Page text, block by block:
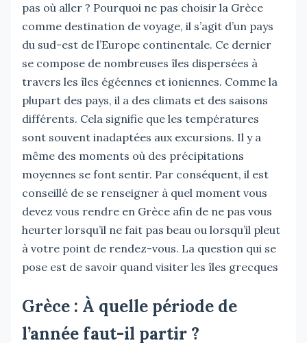
pas où aller ? Pourquoi ne pas choisir la Grèce
comme destination de voyage, il s’agit d’un pays
du sud-est de l’Europe continentale. Ce dernier
se compose de nombreuses îles dispersées à
travers les îles égéennes et ioniennes. Comme la
plupart des pays, il a des climats et des saisons
différents. Cela signifie que les températures
sont souvent inadaptées aux excursions. Il y a
même des moments où des précipitations
moyennes se font sentir. Par conséquent, il est
conseillé de se renseigner à quel moment vous
devez vous rendre en Grèce afin de ne pas vous
heurter lorsqu’il ne fait pas beau ou lorsqu’il pleut
à votre point de rendez-vous. La question qui se
pose est de savoir quand visiter les îles grecques
Grèce : À quelle période de
l’année faut-il partir ?